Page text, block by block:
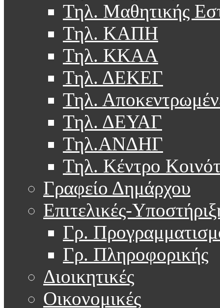
Τηλ. Μαθητικής
Τηλ. ΚΑΠΗ
Τηλ. ΚΚΑΑ
Τηλ. ΔΕΚΕΓ
Τηλ.
Τηλ. ΔΕΥΑΓ
Τηλ.ΑΝΔΗΓ
Τηλ. Κέντρο
Γραφείο Δημάρχου
Επιτελικές-
Γρ.
Γρ. Πληροφορικής
Διοικητικές
Οικονομικές